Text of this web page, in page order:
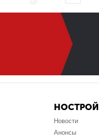
НОСТРОЙ
Новости
Анонсы